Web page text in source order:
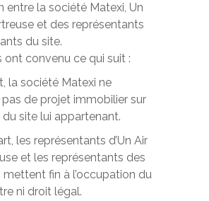
entre la société Matexi, Un
et des représentants
du site.
ont convenu ce qui suit :
la société Matexi ne
de projet immobilier sur
du site lui appartenant.
les représentants d’Un Air
et les représentants des
fin à l’occupation du
ni droit légal.